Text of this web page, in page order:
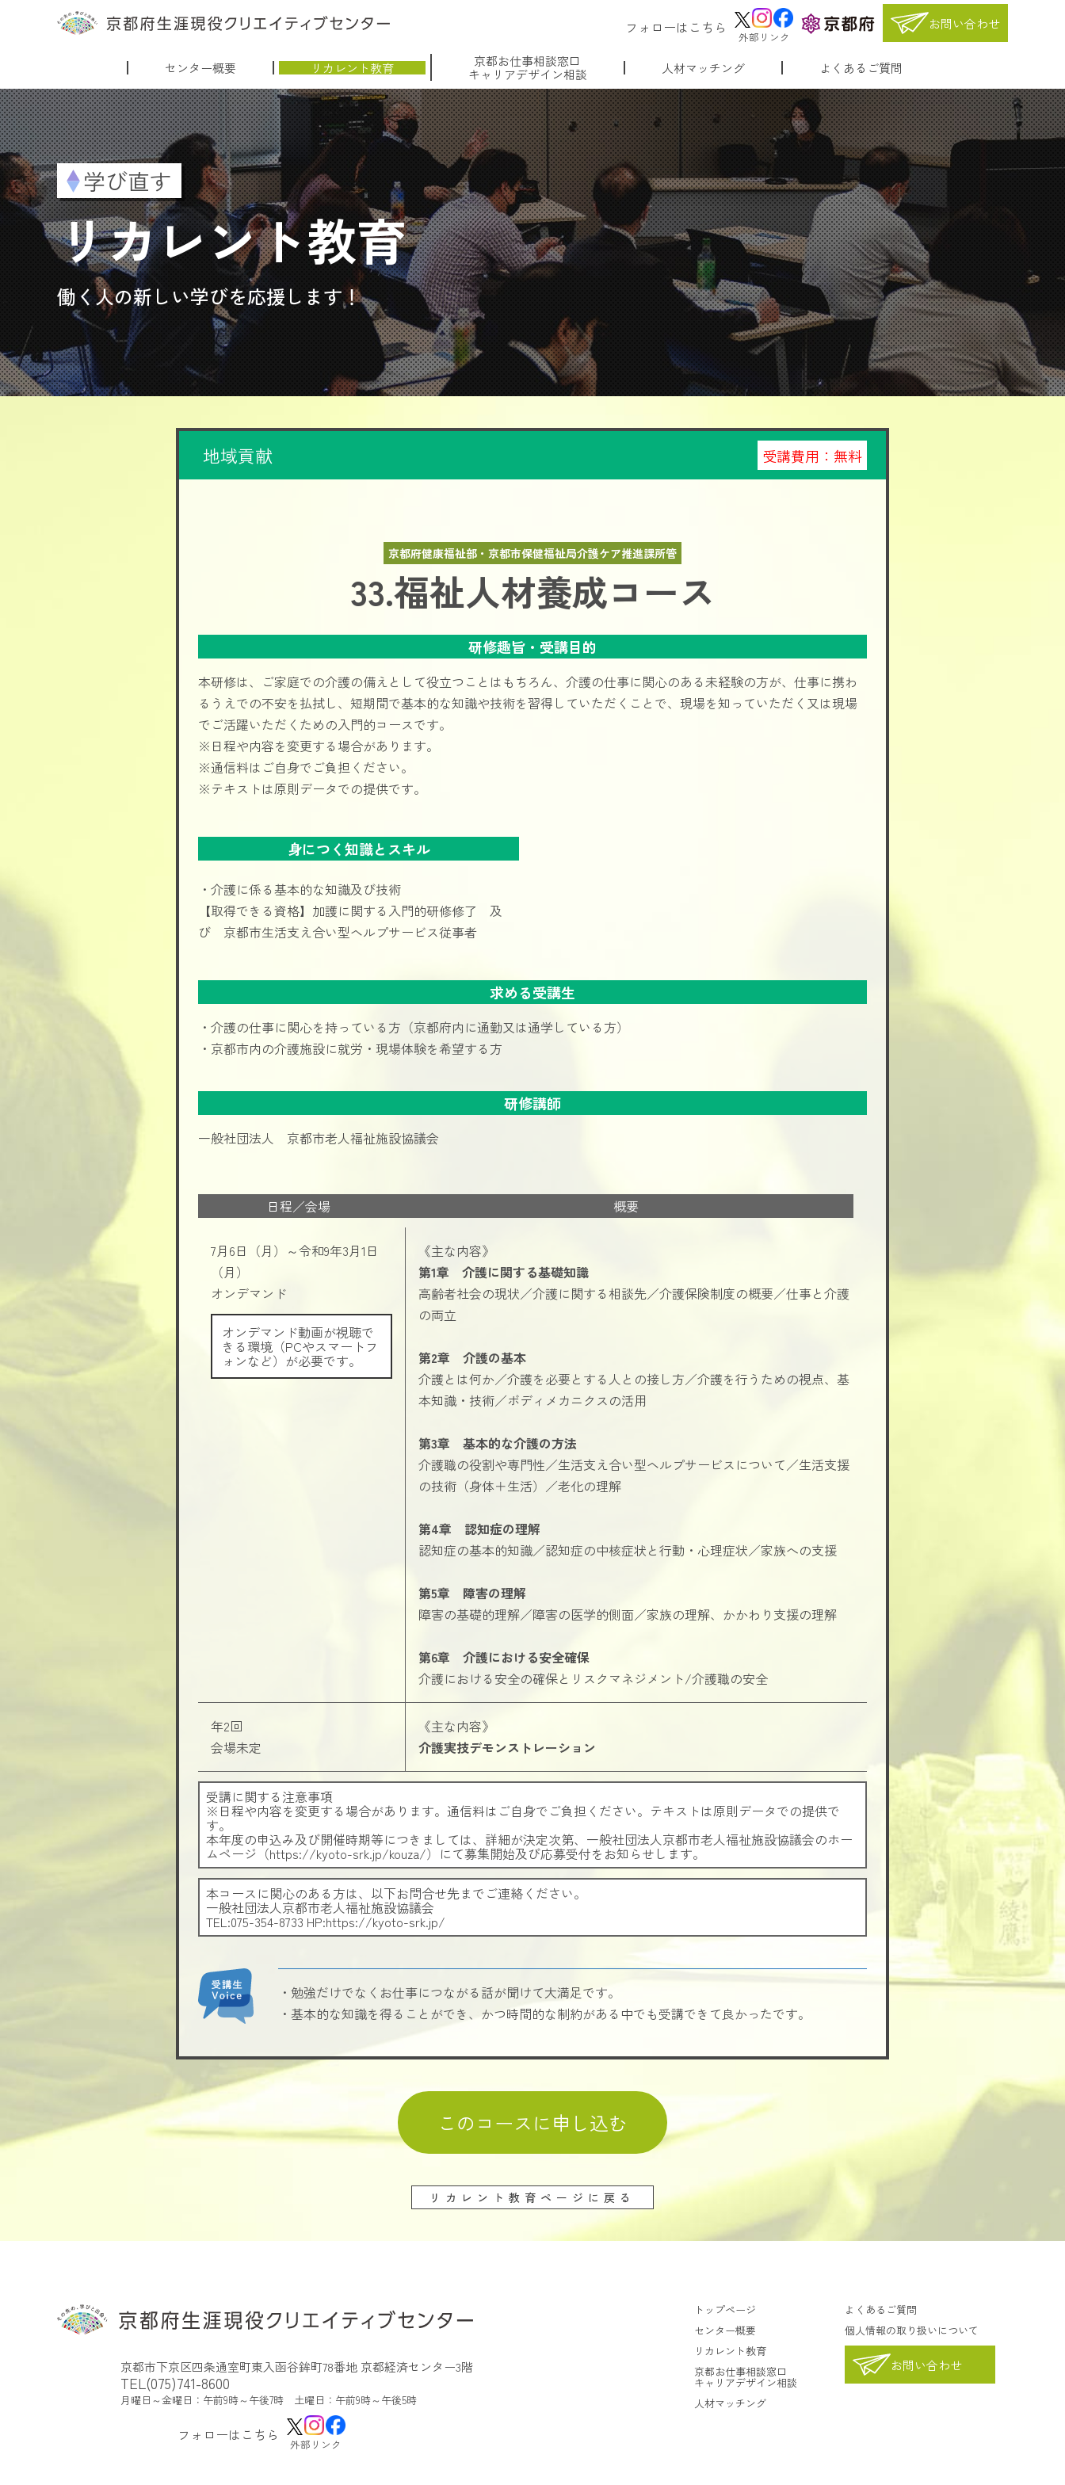
フォローはこちら
外部リンク
お問い合わせ
センター概要 リカレント教育
京都お仕事相談窓口
キャリアデザイン相談
人材マッチング よくあるご質問
学び直す
リカレント教育
働く人の新しい学びを応援します！
地域貢献 受講費用： 無料
京都府健康福祉部・京都市保健福祉局介護ケア推進課所管
33.福祉人材養成コース
研修趣旨・受講目的
本研修は、ご家庭での介護の備えとして役立つことはもちろん、介護の仕事に関心のある未経験の方が、仕事に携わ
るうえでの不安を払拭し、短期間で基本的な知識や技術を習得していただくことで、現場を知っていただく又は現場
でご活躍いただくための入門的コースです。
※日程や内容を変更する場合があります。
※通信料はご自身でご負担ください。
※テキストは原則データでの提供です。
身につく知識とスキル
・介護に係る基本的な知識及び技術
【取得できる資格】加護に関する入門的研修修了 及
び 京都市生活支え合い型ヘルプサービス従事者
求める受講生
・介護の仕事に関心を持っている方（京都府内に通勤又は通学している方）
・京都市内の介護施設に就労・現場体験を希望する方
研修講師
一般社団法人 京都市老人福祉施設協議会
日程／会場 概要
7月6日（月）～令和9年3月1日
（月）
オンデマンド
オンデマンド動画が視聴で
きる環境（PCやスマートフ
ォンなど）が必要です。
《主な内容》
第1章 介護に関する基礎知識
高齢者社会の現状／介護に関する相談先／介護保険制度の概要／仕事と介護
の両立
第2章 介護の基本
介護とは何か／介護を必要とする人との接し方／介護を行うための視点、基
本知識・技術／ボディメカニクスの活用
第3章 基本的な介護の方法
介護職の役割や専門性／生活支え合い型ヘルプサービスについて／生活支援
の技術（身体＋生活）／老化の理解
第4章 認知症の理解
認知症の基本的知識／認知症の中核症状と行動・心理症状／家族への支援
第5章 障害の理解
障害の基礎的理解／障害の医学的側面／家族の理解、かかわり支援の理解
第6章 介護における安全確保
介護における安全の確保とリスクマネジメント/介護職の安全
年2回
会場未定
《主な内容》
介護実技デモンストレーション
受講に関する注意事項
※日程や内容を変更する場合があります。通信料はご自身でご負担ください。テキストは原則データでの提供で
す。
本年度の申込み及び開催時期等につきましては、詳細が決定次第、一般社団法人京都市老人福祉施設協議会のホー
ムページ（https://kyoto-srk.jp/kouza/）にて募集開始及び応募受付をお知らせします。
本コースに関心のある方は、以下お問合せ先までご連絡ください。
一般社団法人京都市老人福祉施設協議会
TEL:075-354-8733 HP:https://kyoto-srk.jp/
・勉強だけでなくお仕事につながる話が聞けて大満足です。
・基本的な知識を得ることができ、かつ時間的な制約がある中でも受講できて良かったです。
このコースに申し込む
リカレント教育ページに戻る
京都市下京区四条通室町東入函谷鉾町78番地 京都経済センター3階
TEL(075)741-8600
月曜日～金曜日：午前9時～午後7時 土曜日：午前9時～午後5時
フォローはこちら
外部リンク
トップページ
センター概要
リカレント教育
京都お仕事相談窓口
キャリアデザイン相談
人材マッチング
よくあるご質問
個人情報の取り扱いについて
お問い合わせ